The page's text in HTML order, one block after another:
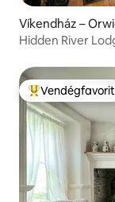
Víkendház –
Hidden River
Kiemelt
Vendégfavorit